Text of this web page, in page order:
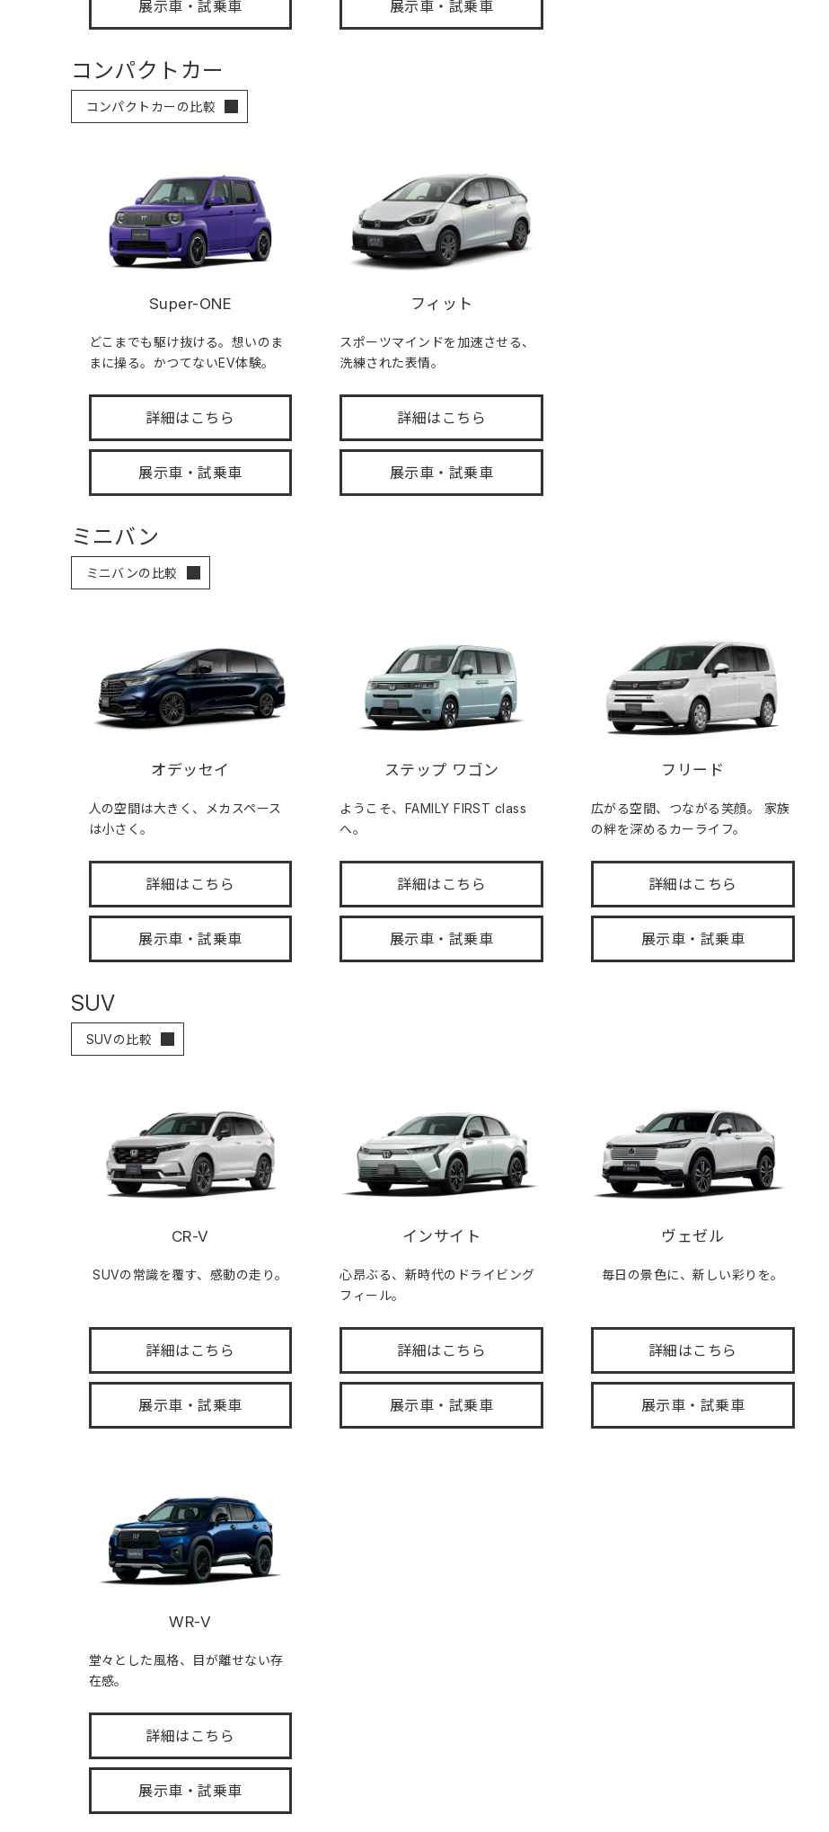
展示車・試乗車 展示車・試乗車
コンパクトカー
コンパクトカーの比較
Super-ONE
どこまでも駆け抜ける。想いのま
まに操る。かつてないEV体験。
詳細はこちら
展示車・試乗車
フィット
スポーツマインドを加速させる、
洗練された表情。
詳細はこちら
展示車・試乗車
ミニバン
ミニバンの比較
オデッセイ
人の空間は大きく、メカスペース
は小さく。
詳細はこちら
展示車・試乗車
ステップ ワゴン
ようこそ、FAMILY FIRST class
へ。
詳細はこちら
展示車・試乗車
フリード
広がる空間、つながる笑顔。 家族
の絆を深めるカーライフ。
詳細はこちら
展示車・試乗車
SUV
SUVの比較
CR-V
SUVの常識を覆す、感動の走り。
詳細はこちら
展示車・試乗車
インサイト
心昂ぶる、新時代のドライビング
フィール。
詳細はこちら
展示車・試乗車
ヴェゼル
毎日の景色に、新しい彩りを。
詳細はこちら
展示車・試乗車
WR-V
堂々とした風格、目が離せない存
在感。
詳細はこちら
展示車・試乗車